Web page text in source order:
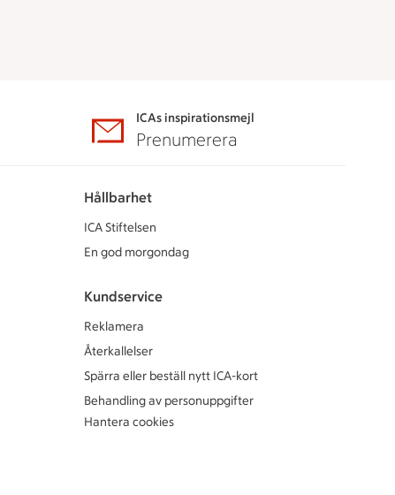
ICAs inspirationsmejl
Prenumerera
Hållbarhet
ICA Stiftelsen
En god morgondag
Kundservice
Reklamera
Återkallelser
Spärra eller beställ nytt ICA-kort
Behandling av personuppgifter
Hantera cookies